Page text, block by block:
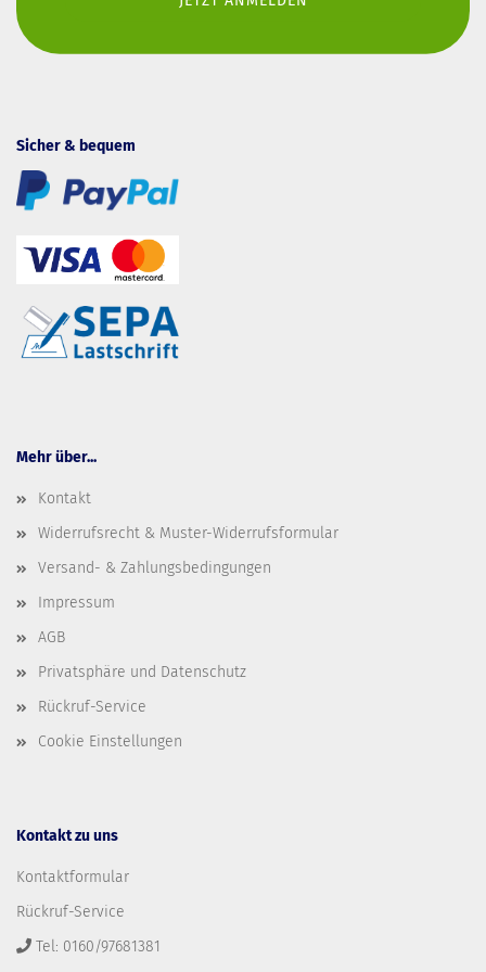
Sicher & bequem
Mehr über...
Kontakt
Widerrufsrecht & Muster-Widerrufsformular
Versand- & Zahlungsbedingungen
Impressum
AGB
Privatsphäre und Datenschutz
Rückruf-Service
Cookie Einstellungen
Kontakt zu uns
Kontaktformular
Rückruf-Service
Tel: 0160/97681381